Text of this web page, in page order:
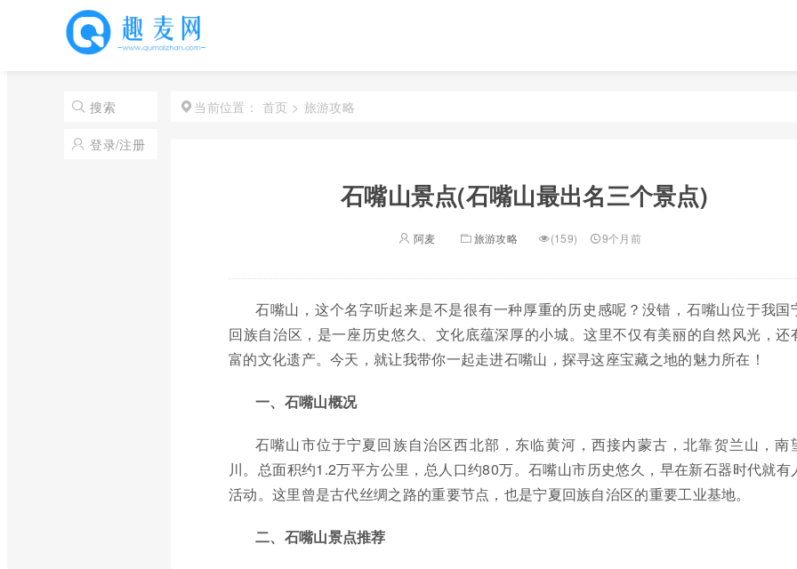
搜索
登录/注册
当前位置： 首页 > 旅游攻略
石嘴山景点(石嘴山最出名三个景点)
阿麦 旅游攻略 (159) 9个月前
石嘴山，这个名字听起来是不是很有一种厚重的历史感呢？没错，石嘴山位于我国
回族自治区，是一座历史悠久、文化底蕴深厚的小城。这里不仅有美丽的自然风光，还
富的文化遗产。今天，就让我带你一起走进石嘴山，探寻这座宝藏之地的魅力所在！
一、石嘴山概况
石嘴山市位于宁夏回族自治区西北部，东临黄河，西接内蒙古，北靠贺兰山，南
川。总面积约1.2万平方公里，总人口约80万。石嘴山市历史悠久，早在新石器时代就有
活动。这里曾是古代丝绸之路的重要节点，也是宁夏回族自治区的重要工业基地。
二、石嘴山景点推荐